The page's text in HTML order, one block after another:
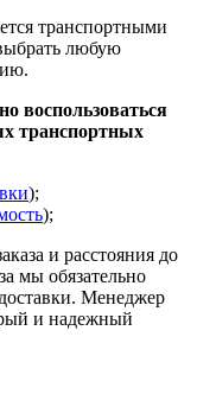
транспортными
любую
воспользоваться
транспортных
);
);
и расстояния до
мы обязательно
Менеджер
и надежный